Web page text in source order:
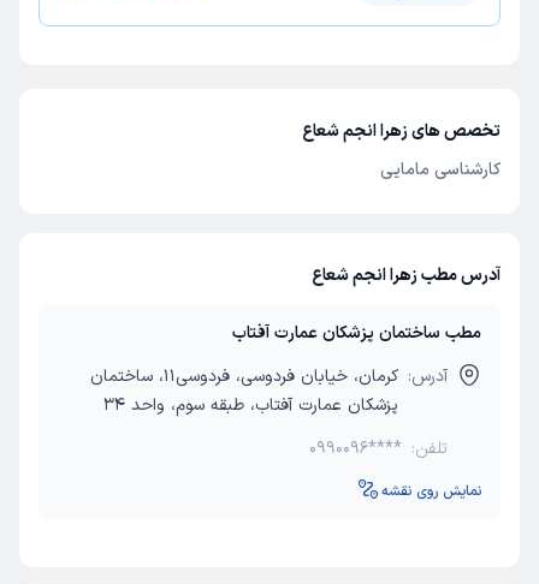
تخصص های زهرا انجم شعاع
کارشناسی مامایی
آدرس مطب زهرا انجم شعاع
مطب ساختمان پزشکان عمارت آفتاب
آدرس:
کرمان، خیابان فردوسی، فردوسی11، ساختمان
پزشکان عمارت آفتاب، طبقه سوم، واحد 34
تلفن: 0990096****
نمایش روی نقشه